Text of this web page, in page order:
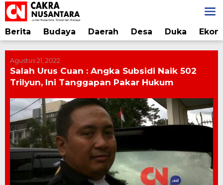
Lewati
ke
konten
Berita Budaya Daerah Desa Duka
Agustus 21, 2022
Salah Urus Cuan : Angka Subsidi Naik 502
Trilyun, Ini Tanggapan Pakar Hukum